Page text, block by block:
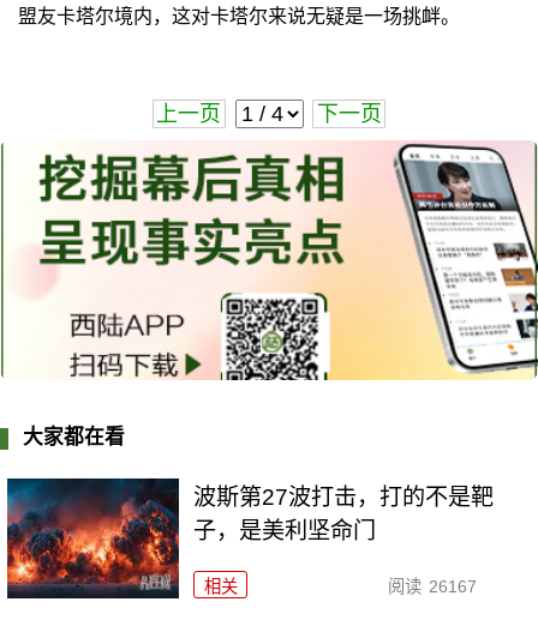
盟友卡塔尔境内，这对卡塔尔来说无疑是一场挑衅。
上一页 下一页
大家都在看
波斯第27波打击，打的不是靶
子，是美利坚命门
相关 阅读 26167